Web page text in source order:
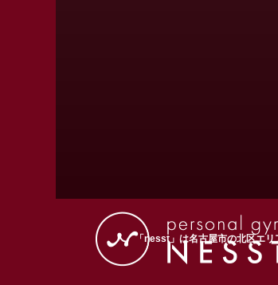
「nesst」は名古屋市の北区エリ